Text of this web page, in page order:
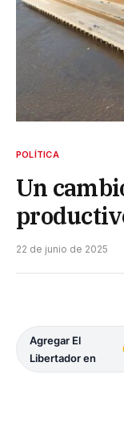
POLÍTICA
Un
22 de junio de 2025
Agregar El
Libertador en